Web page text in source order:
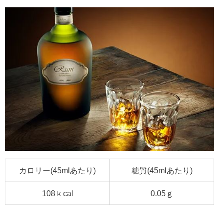
カロリー(45mlあたり) 糖質(45mlあたり)
108ｋcal 0.05ｇ